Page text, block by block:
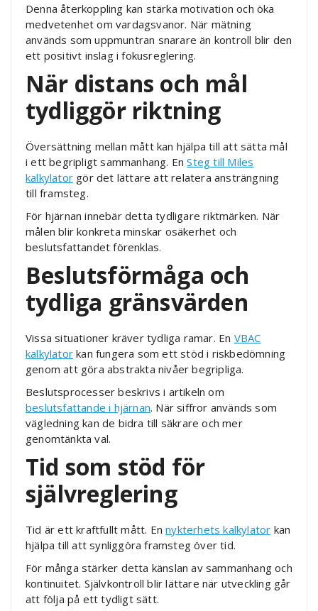
Denna återkoppling kan stärka motivation och öka
medvetenhet om vardagsvanor. När mätning
används som uppmuntran snarare än kontroll blir den
ett positivt inslag i fokusreglering.
När distans och mål
tydliggör riktning
Översättning mellan mått kan hjälpa till att sätta mål
i ett begripligt sammanhang. EnSteg till Miles
kalkylator gör det lättare att relatera ansträngning
till framsteg.
För hjärnan innebär detta tydligare riktmärken. När
målen blir konkreta minskar osäkerhet och
beslutsfattandet förenklas.
Beslutsförmåga och
tydliga gränsvärden
Vissa situationer kräver tydliga ramar. En VBAC
kalkylator kan fungera som ett stöd i riskbedömning
genom att göra abstrakta nivåer begripliga.
Beslutsprocesser beskrivs i artikeln om
beslutsfattande i hjärnan. När siffror används som
vägledning kan de bidra till säkrare och mer
genomtänkta val.
Tid som stöd för
självreglering
Tid är ett kraftfullt mått. Ennykterhets kalkylator kan
hjälpa till att synliggöra framsteg över tid.
För många stärker detta känslan av sammanhang och
kontinuitet. Självkontroll blir lättare när utveckling går
att följa på ett tydligt sätt.